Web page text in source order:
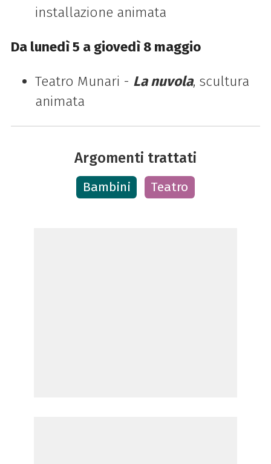
installazione animata
Da lunedì 5 a giovedì 8 maggio
Teatro Munari - La nuvola, scultura
animata
Argomenti trattati
Bambini Teatro